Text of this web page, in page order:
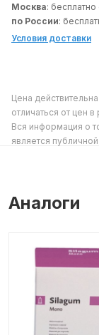
Москва:
по России:
Условия доставки
Цена
отличаться от цен
Вся информация о
является
Аналоги